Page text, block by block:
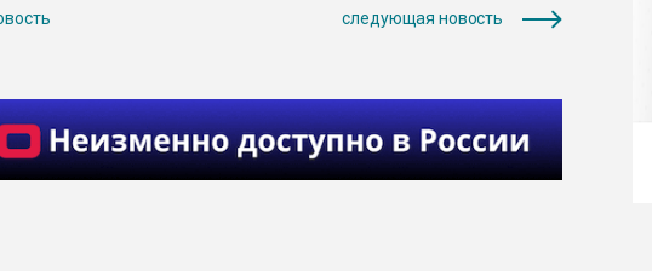
следующая новость